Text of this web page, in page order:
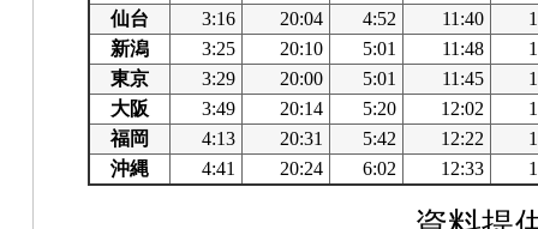
仙台
3:16 20:04 4:52 11:40
新潟
3:25 20:10 5:01 11:48
東京
3:29 20:00 5:01 11:45
大阪
3:49 20:14 5:20 12:02
福岡
4:13 20:31 5:42 12:22
沖縄
4:41 20:24 6:02 12:33